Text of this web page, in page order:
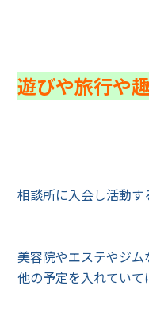
遊びや旅行や
相談所に入会し活動す
美容院やエステやジ
他の予定を入れていて